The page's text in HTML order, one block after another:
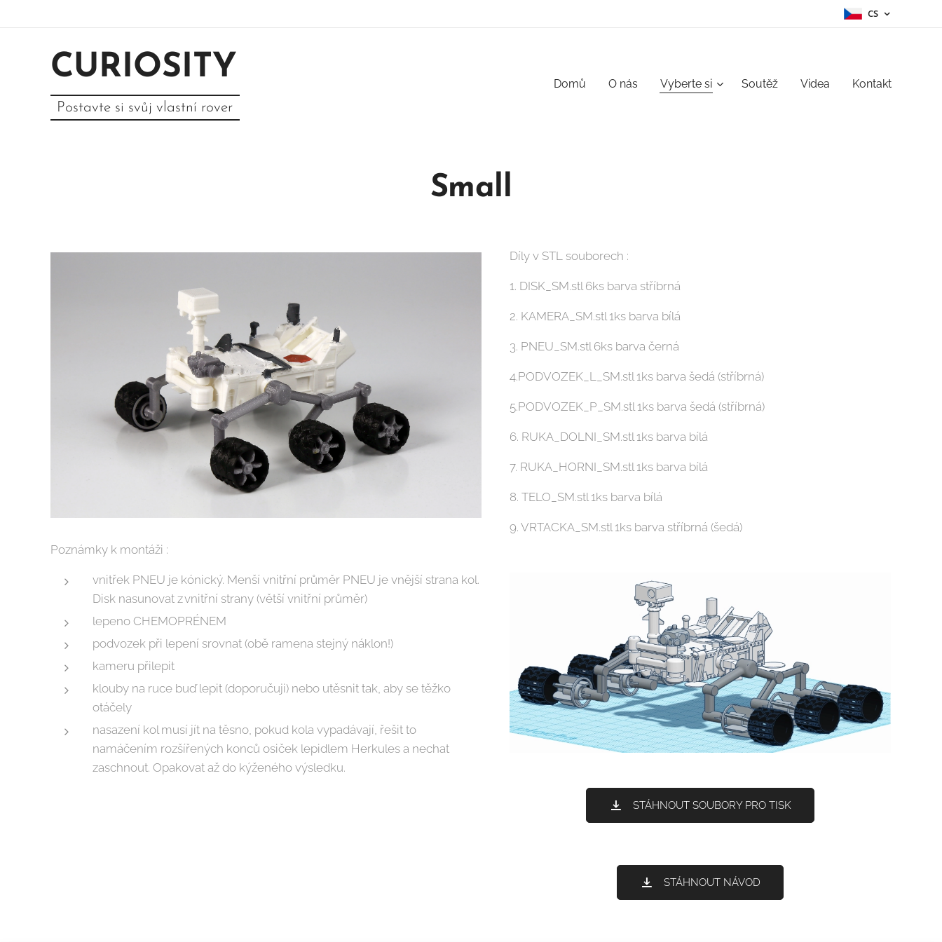
CS
CURIOSITY
Postavte si svůj vlastní rover
Domů O nás Vyberte si Soutěž Videa Kontakt
Small
Poznámky k montáži :
vnitřek PNEU je kónický. Menší vnitřní průměr PNEU je vnější strana kol.
Disk nasunovat z vnitřní strany (větší vnitřní průměr)
lepeno CHEMOPRÉNEM
podvozek při lepení srovnat (obě ramena stejný náklon!)
kameru přilepit
klouby na ruce buď lepit (doporučuji) nebo utěsnit tak, aby se těžko
otáčely
nasazení kol musí jít na těsno, pokud kola vypadávají, řešit to
namáčením rozšířených konců osiček lepidlem Herkules a nechat
zaschnout. Opakovat až do kýženého výsledku.
Díly v STL souborech :
1. DISK_SM.stl 6ks barva stříbrná
2. KAMERA_SM.stl 1ks barva bílá
3. PNEU_SM.stl 6ks barva černá
4.PODVOZEK_L_SM.stl 1ks barva šedá (stříbrná)
5.PODVOZEK_P_SM.stl 1ks barva šedá (stříbrná)
6. RUKA_DOLNI_SM.stl 1ks barva bílá
7. RUKA_HORNI_SM.stl 1ks barva bílá
8. TELO_SM.stl 1ks barva bílá
9. VRTACKA_SM.stl 1ks barva stříbrná (šedá)
STÁHNOUT SOUBORY PRO TISK
STÁHNOUT NÁVOD